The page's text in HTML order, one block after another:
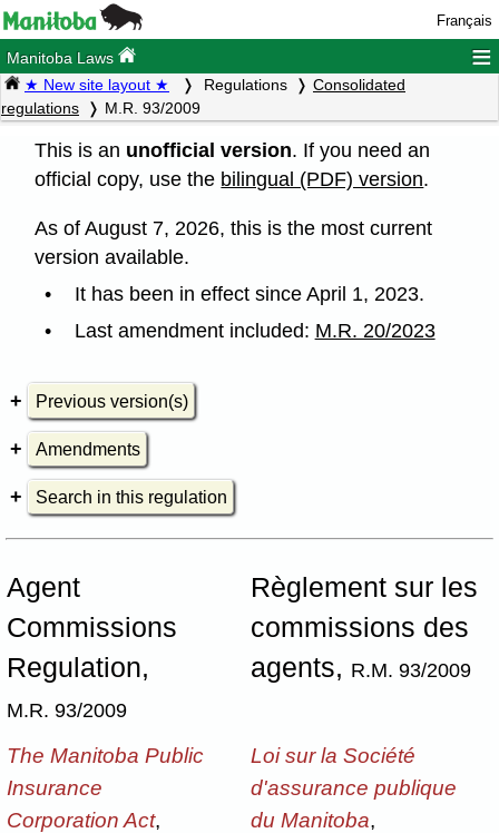
Français
Manitoba Laws ≡
★ New site layout ★ Regulations
Consolidated
regulations
M.R. 93/2009
This is an unofficial version. If you need an
official copy, use the bilingual (PDF) version.
As of August 7, 2026, this is the most current
version available.
It has been in effect since April 1, 2023.
Last amendment included: M.R. 20/2023
Previous version(s)
Amendments
Search in this regulation
Agent
Commissions
Regulation,
M.R. 93/2009
Règlement sur les
commissions des
agents, R.M. 93/2009
The Manitoba Public
Insurance
Corporation Act,
Loi sur la Société
d'assurance publique
du Manitoba,